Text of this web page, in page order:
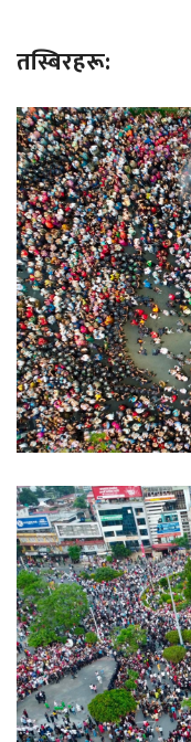
तस्बिरहरू: